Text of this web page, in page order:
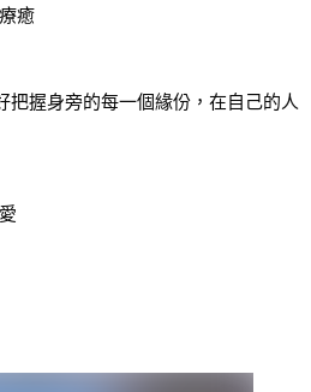
癒
把握身旁的每一個緣份，在自己的人